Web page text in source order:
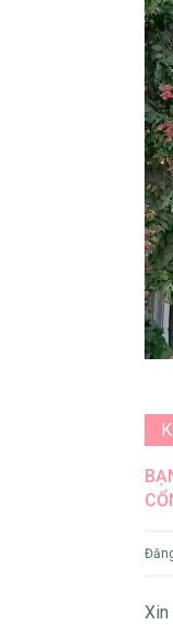
Xin